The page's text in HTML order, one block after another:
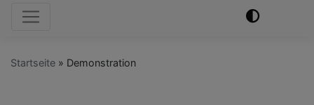
Hauptnavigation
Startseite Demonstration